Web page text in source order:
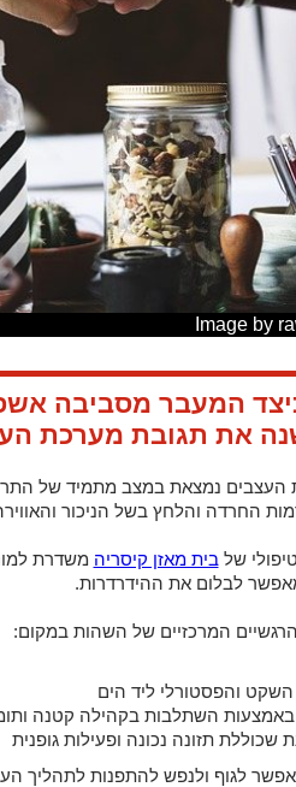
המעבר מסביבה
את תגובת מערכת
העצבים נמצאת במצב מתמיד של
החרדה והלחץ בשל הניכור
שלבית מאזן קיסריה משדרת
לבלום את ההידרדרות.
המרכזיים של השהות במקום:
השקט והפסטורלי ליד הים
השתלבות בקהילה קטנה
שכוללת תזונה נכונה ופעילות גופנית
לגוף ולנפש להתפנות לתהליך